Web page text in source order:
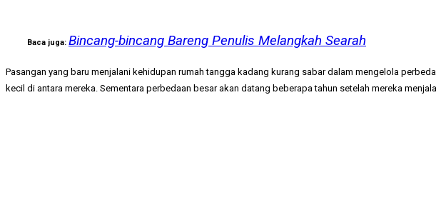
Baca juga: Bincang-bincang Bareng Penulis Melangkah Searah
Pasangan yang baru menjalani kehidupan rumah tangga kadang kurang sabar dalam mengelola
kecil di antara mereka. Sementara perbedaan besar akan datang beberapa tahun setelah mereka